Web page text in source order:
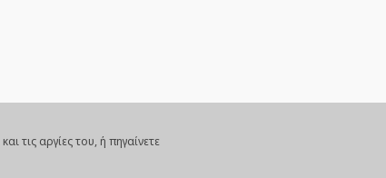
και τις αργίες του, ή πηγαίνετε